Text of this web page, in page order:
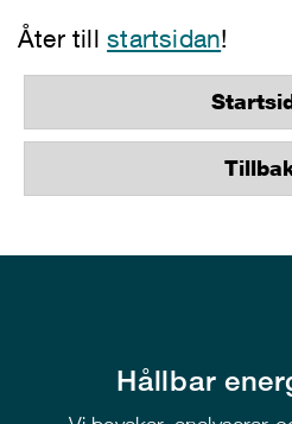
Åter tillstartsidan!
Hållbar